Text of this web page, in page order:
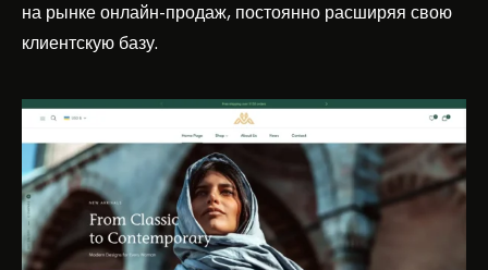
на рынке онлайн-продаж, постоянно расширяя свою
клиентскую базу.